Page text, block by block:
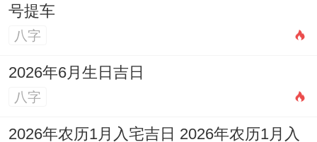
人际协同
贵宾主导- 增强五行相生之力...签约环节最
佳由水命人士协助- 形成水火既济得完美格
局！
号提车
八字
2026年6月生日吉日
八字
2026年农历1月入宅吉日 2026年农历1月入